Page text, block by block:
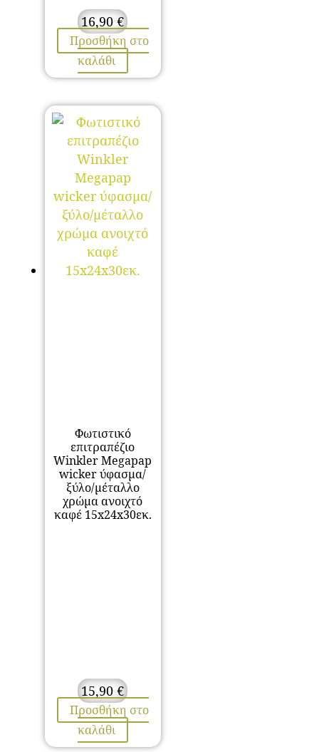
16,90€
Προσθήκη στο
καλάθι
Φωτιστικό
επιτραπέζιο
Winkler Megapap
wicker ύφασμα/
ξύλο/μέταλλο
χρώμα ανοιχτό
καφέ 15x24x30εκ.
15,90€
Προσθήκη στο
καλάθι